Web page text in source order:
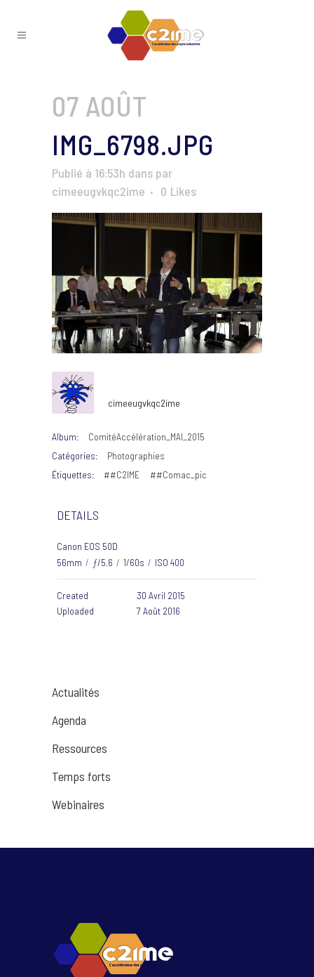
07 AOÛT
IMG_6798.JPG
Publié à 16:53h dans par
cimeeugvkqc2ime
0 Likes
cimeeugvkqc2ime
Album:
ComitéAccélération_MAI_2015
Catégories:
Photographies
Étiquettes:
##C2IME ##Comac_pic
DETAILS
Canon EOS 50D
56mm / ƒ/5.6 / 1/60s / ISO 400
Created
30 Avril 2015
Uploaded
7 Août 2016
Actualités
Agenda
Ressources
Temps forts
Webinaires